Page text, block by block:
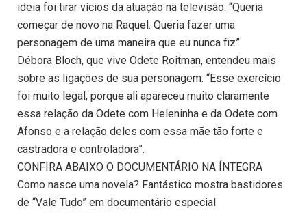
ideia foi tirar vícios da atuação na televisão. “Queria
começar de novo na Raquel. Queria fazer uma
personagem de uma maneira que eu nunca fiz”.
Débora Bloch, que vive Odete Roitman, entendeu mais
sobre as ligações de sua personagem. “Esse exercício
foi muito legal, porque ali apareceu muito claramente
essa relação da Odete com Heleninha e da Odete com
Afonso e a relação deles com essa mãe tão forte e
castradora e controladora”.
CONFIRA ABAIXO O DOCUMENTÁRIO NA ÍNTEGRA
Como nasce uma novela? Fantástico mostra bastidores
de “Vale Tudo” em documentário especial